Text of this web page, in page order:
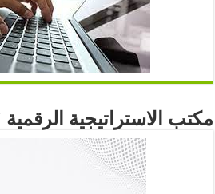
مكتب الاستراتيجية الرقمية BSN